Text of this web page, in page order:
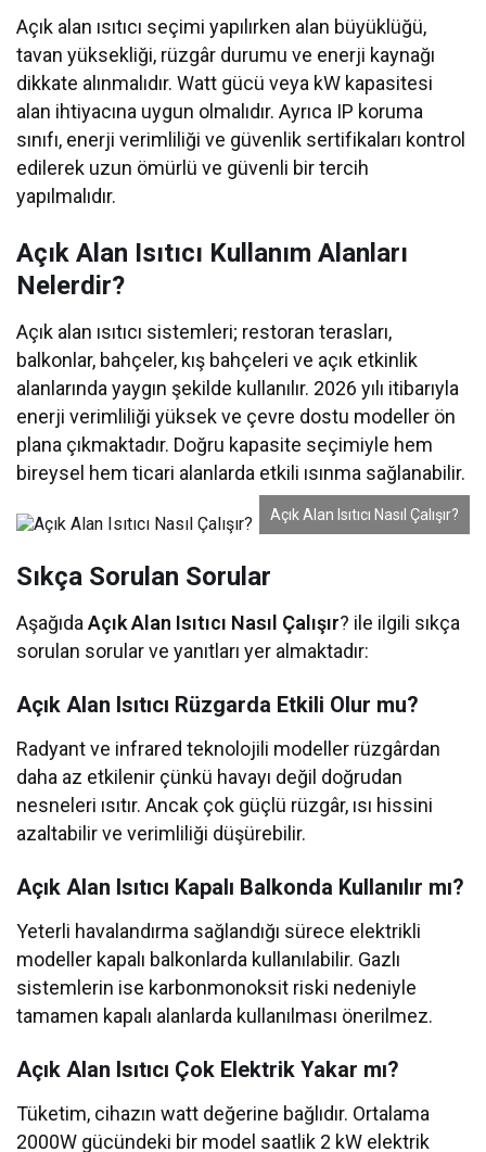
Açık alan ısıtıcı seçimi yapılırken alan büyüklüğü,
tavan yüksekliği, rüzgâr durumu ve enerji kaynağı
dikkate alınmalıdır. Watt gücü veya kW kapasitesi
alan ihtiyacına uygun olmalıdır. Ayrıca IP koruma
sınıfı, enerji verimliliği ve güvenlik sertifikaları kontrol
edilerek uzun ömürlü ve güvenli bir tercih
yapılmalıdır.
Açık Alan Isıtıcı Kullanım Alanları
Nelerdir?
Açık alan ısıtıcı sistemleri; restoran terasları,
balkonlar, bahçeler, kış bahçeleri ve açık etkinlik
alanlarında yaygın şekilde kullanılır. 2026 yılı itibarıyla
enerji verimliliği yüksek ve çevre dostu modeller ön
plana çıkmaktadır. Doğru kapasite seçimiyle hem
bireysel hem ticari alanlarda etkili ısınma sağlanabilir.
Açık Alan Isıtıcı Nasıl Çalışır?
Sıkça Sorulan Sorular
AşağıdaAçık Alan Isıtıcı Nasıl Çalışır? ile ilgili sıkça
sorulan sorular ve yanıtları yer almaktadır:
Açık Alan Isıtıcı Rüzgarda Etkili Olur mu?
Radyant ve infrared teknolojili modeller rüzgârdan
daha az etkilenir çünkü havayı değil doğrudan
nesneleri ısıtır. Ancak çok güçlü rüzgâr, ısı hissini
azaltabilir ve verimliliği düşürebilir.
Açık Alan Isıtıcı Kapalı Balkonda Kullanılır mı?
Yeterli havalandırma sağlandığı sürece elektrikli
modeller kapalı balkonlarda kullanılabilir. Gazlı
sistemlerin ise karbonmonoksit riski nedeniyle
tamamen kapalı alanlarda kullanılması önerilmez.
Açık Alan Isıtıcı Çok Elektrik Yakar mı?
Tüketim, cihazın watt değerine bağlıdır. Ortalama
2000W gücündeki bir model saatlik 2 kW elektrik